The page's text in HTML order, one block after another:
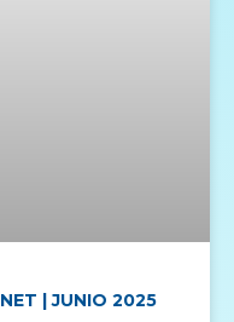
| JUNIO 2025